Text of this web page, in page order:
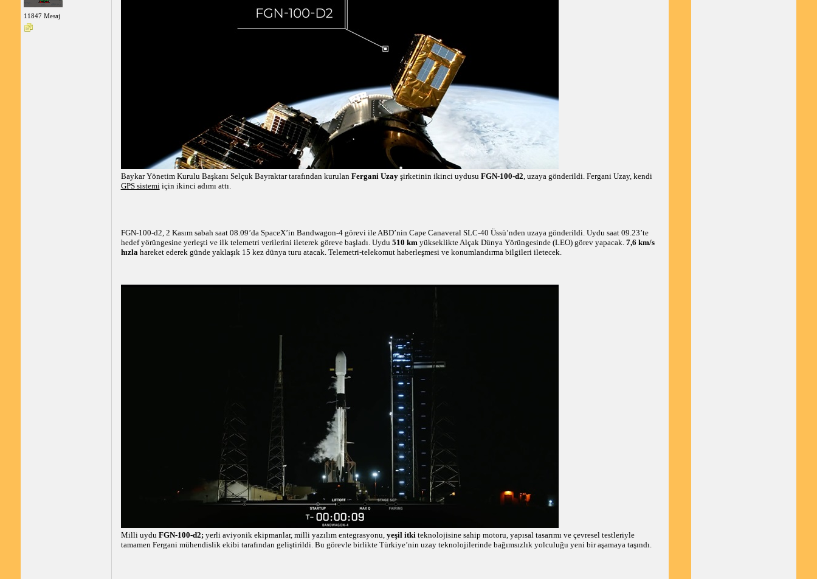
11847 Mesaj
Baykar Yönetim Kurulu Başkanı Selçuk Bayraktar tarafından kurulan Fergani Uzayşirketinin ikinci uydusu FGN-100-d2, uzaya gönderildi. Fergani Uzay, kendi
GPS sistemiiçin ikinci adımı attı.
FGN-100-d2, 2 Kasım sabah saat 08.09’da SpaceX’in Bandwagon-4 görevi ile ABD’nin Cape Canaveral SLC-40 Üssü’nden uzaya gönderildi. Uydu saat 09.23’te
hedef yörüngesine yerleşti ve ilk telemetri verilerini ileterek göreve başladı. Uydu 510 kmyükseklikte Alçak Dünya Yörüngesinde (LEO) görev yapacak. 7,6 km/s
hızlahareket ederek günde yaklaşık 15 kez dünya turu atacak. Telemetri-telekomut haberleşmesi ve konumlandırma bilgileri iletecek.
Milli uydu FGN-100-d2;yerli aviyonik ekipmanlar, milli yazılım entegrasyonu, yeşil itkiteknolojisine sahip motoru, yapısal tasarımı ve çevresel testleriyle
tamamen Fergani mühendislik ekibi tarafından geliştirildi. Bu görevle birlikte Türkiye’nin uzay teknolojilerinde bağımsızlık yolculuğu yeni bir aşamaya taşındı.